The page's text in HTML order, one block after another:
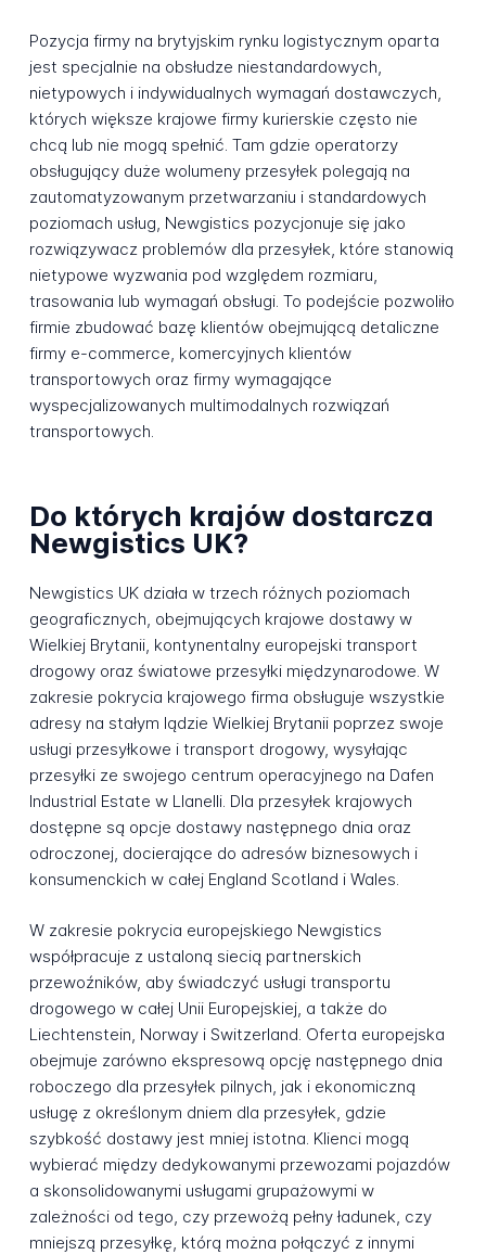
Pozycja firmy na brytyjskim rynku logistycznym oparta
jest specjalnie na obsłudze niestandardowych,
nietypowych i indywidualnych wymagań dostawczych,
których większe krajowe firmy kurierskie często nie
chcą lub nie mogą spełnić. Tam gdzie operatorzy
obsługujący duże wolumeny przesyłek polegają na
zautomatyzowanym przetwarzaniu i standardowych
poziomach usług, Newgistics pozycjonuje się jako
rozwiązywacz problemów dla przesyłek, które stanowią
nietypowe wyzwania pod względem rozmiaru,
trasowania lub wymagań obsługi. To podejście pozwoliło
firmie zbudować bazę klientów obejmującą detaliczne
firmy e-commerce, komercyjnych klientów
transportowych oraz firmy wymagające
wyspecjalizowanych multimodalnych rozwiązań
transportowych.
Do których krajów dostarcza
Newgistics UK?
Newgistics UK działa w trzech różnych poziomach
geograficznych, obejmujących krajowe dostawy w
Wielkiej Brytanii, kontynentalny europejski transport
drogowy oraz światowe przesyłki międzynarodowe. W
zakresie pokrycia krajowego firma obsługuje wszystkie
adresy na stałym lądzie Wielkiej Brytanii poprzez swoje
usługi przesyłkowe i transport drogowy, wysyłając
przesyłki ze swojego centrum operacyjnego na Dafen
Industrial Estate w Llanelli. Dla przesyłek krajowych
dostępne są opcje dostawy następnego dnia oraz
odroczonej, docierające do adresów biznesowych i
konsumenckich w całej England Scotland i Wales.
W zakresie pokrycia europejskiego Newgistics
współpracuje z ustaloną siecią partnerskich
przewoźników, aby świadczyć usługi transportu
drogowego w całej Unii Europejskiej, a także do
Liechtenstein, Norway i Switzerland. Oferta europejska
obejmuje zarówno ekspresową opcję następnego dnia
roboczego dla przesyłek pilnych, jak i ekonomiczną
usługę z określonym dniem dla przesyłek, gdzie
szybkość dostawy jest mniej istotna. Klienci mogą
wybierać między dedykowanymi przewozami pojazdów
a skonsolidowanymi usługami grupażowymi w
zależności od tego, czy przewożą pełny ładunek, czy
mniejszą przesyłkę, którą można połączyć z innymi